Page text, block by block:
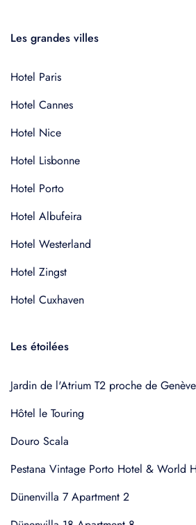
Les grandes villes
Hotel Paris
Hotel Cannes
Hotel Nice
Hotel Lisbonne
Hotel Porto
Hotel Albufeira
Hotel Westerland
Hotel Zingst
Hotel Cuxhaven
Les étoilées
Jardin de l'Atrium T2 proche de
Hôtel le Touring
Douro Scala
Pestana Vintage Porto Hotel & World
Dünenvilla 7 Apartment 2